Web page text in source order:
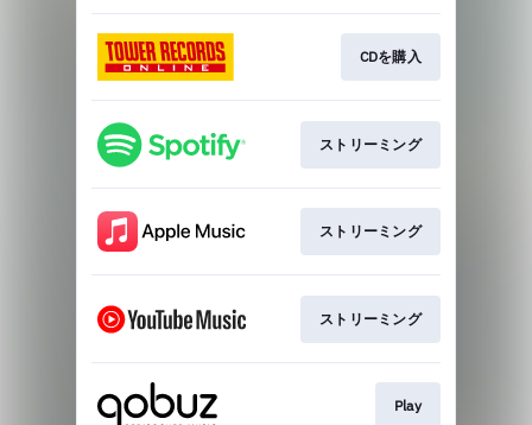
CDを購入
ストリーミング
ストリーミング
ストリーミング
Play